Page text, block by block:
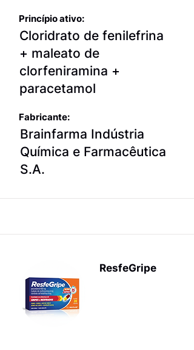
Princípio ativo:
Cloridrato de fenilefrina
+ maleato de
clorfeniramina +
paracetamol
Fabricante:
Brainfarma Indústria
Química e Farmacêutica
S.A.
ResfeGripe